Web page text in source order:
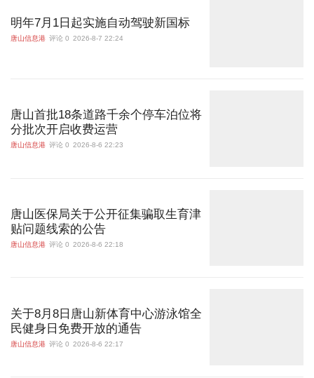
明年7月1日起实施自动驾驶新国标
唐山信息港 评论 0 2026-8-7 22:24
唐山首批18条道路千余个停车泊位将
分批次开启收费运营
唐山信息港 评论 0 2026-8-6 22:23
唐山医保局关于公开征集骗取生育津
贴问题线索的公告
唐山信息港 评论 0 2026-8-6 22:18
关于8月8日唐山新体育中心游泳馆全
民健身日免费开放的通告
唐山信息港 评论 0 2026-8-6 22:17